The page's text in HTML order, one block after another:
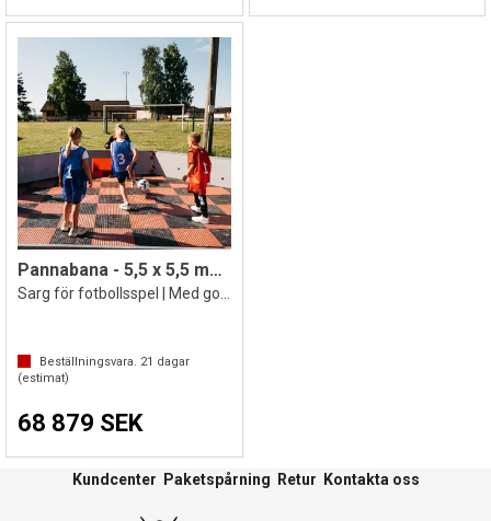
Pannabana - 5,5 x 5,5 meter
Beställningsvara. 21 dagar
(estimat)
68 879 SEK
Kundcenter Paketspårning Retur Kontakta oss